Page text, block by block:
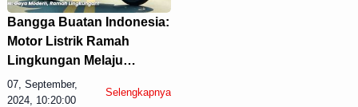
Bangga Buatan Indonesia:
Motor Listrik Ramah
Lingkungan Melaju
Kencang
07, September,
2024, 10:20:00
Selengkapnya
Display Ads